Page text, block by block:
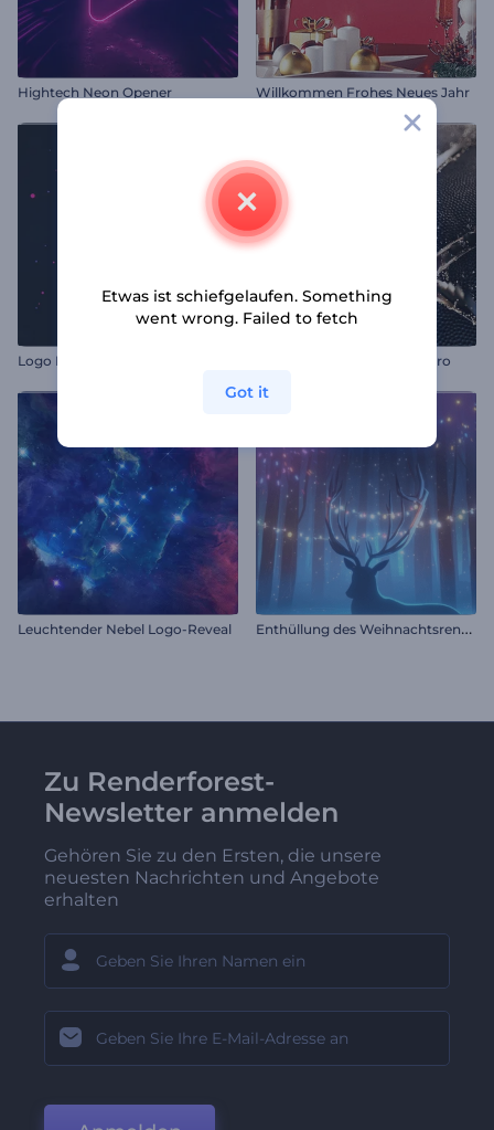
Hightech Neon Opener Willkommen Frohes Neues Jahr
Logo LED-Visualisierung Realistisches Basketball-Intro
Leuchtender Nebel Logo-Reveal E
nthüllung des Weihnachtsrentier-Logos
Zu Renderforest-
Newsletter anmelden
Gehören Sie zu den Ersten, die unsere
neuesten Nachrichten und Angebote
erhalten
Etwas ist schiefgelaufen. Something
went wrong. Failed to fetch
Got it